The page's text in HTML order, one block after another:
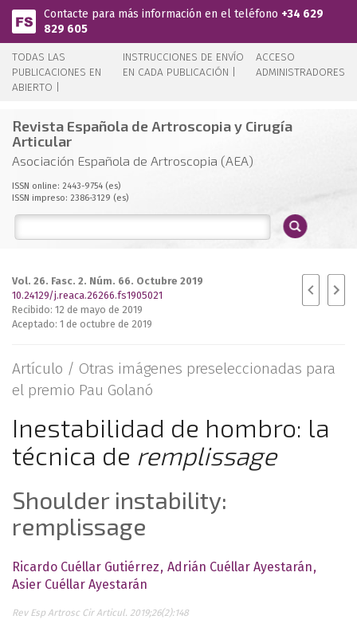
Pasar al contenido principal
Contacte para más información en el teléfono +34 629
829 605
TODAS LAS
PUBLICACIONES EN
ABIERTO |
INSTRUCCIONES DE ENVÍO
EN CADA PUBLICACIÓN |
ACCESO
ADMINISTRADORES
Revista Española de Artroscopia y Cirugía
Articular
Asociación Española de Artroscopia (AEA)
ISSN online: 2443-9754 (es)
ISSN impreso: 2386-3129 (es)
Vol. 26. Fasc. 2. Núm. 66. Octubre 2019
10.24129/j.reaca.26266.fs1905021
Recibido: 12 de mayo de 2019
Aceptado: 1 de octubre de 2019
Artículo / Otras imágenes preseleccionadas para
el premio Pau Golanó
Inestabilidad de hombro: la
técnica de remplissage
Shoulder instability:
remplissage
Ricardo Cuéllar Gutiérrez Adrián Cuéllar Ayestarán
Asier Cuéllar Ayestarán
Rev Esp Artrosc Cir Articul. 2019;26(2):148